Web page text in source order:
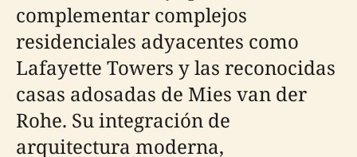
complementar complejos
residenciales adyacentes como
Lafayette Towers y las reconocidas
casas adosadas de Mies van der
Rohe. Su integración de
arquitectura moderna,